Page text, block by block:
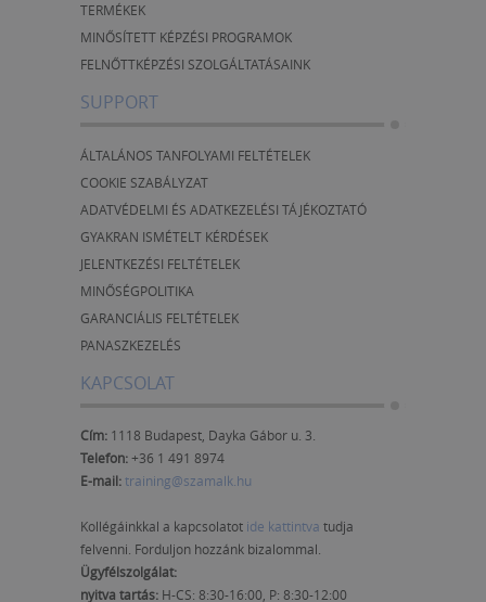
TERMÉKEK
MINŐSÍTETT KÉPZÉSI PROGRAMOK
FELNŐTTKÉPZÉSI SZOLGÁLTATÁSAINK
SUPPORT
ÁLTALÁNOS TANFOLYAMI FELTÉTELEK
COOKIE SZABÁLYZAT
ADATVÉDELMI ÉS ADATKEZELÉSI TÁJÉKOZTATÓ
GYAKRAN ISMÉTELT KÉRDÉSEK
JELENTKEZÉSI FELTÉTELEK
MINŐSÉGPOLITIKA
GARANCIÁLIS FELTÉTELEK
PANASZKEZELÉS
KAPCSOLAT
Cím: 1118 Budapest, Dayka Gábor u. 3.
Telefon:+36 1 491 8974
E-mail:training@szamalk.hu
Kollégáinkkal a kapcsolatot ide kattintva tudja
felvenni. Forduljon hozzánk bizalommal.
Ügyfélszolgálat:
nyitva tartás: H-CS: 8:30-16:00, P: 8:30-12:00